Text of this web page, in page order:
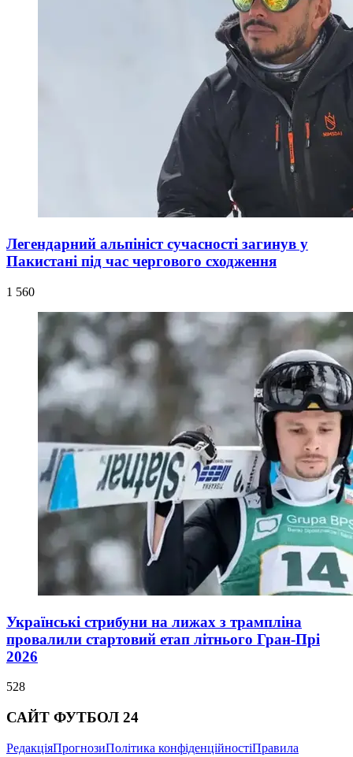
Легендарний альпініст сучасності загинув у
Пакистані під час чергового сходження
1 560
Українські стрибуни на лижах з трампліна
провалили стартовий етап літнього Гран-Прі
2026
528
САЙТ ФУТБОЛ 24
РедакціяПрогнозиПолітика конфіденційностіПравила